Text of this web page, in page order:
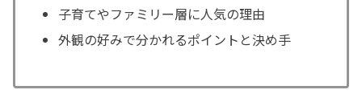
子育てやファミリー層に人気の理由
外観の好みで分かれるポイントと決め手